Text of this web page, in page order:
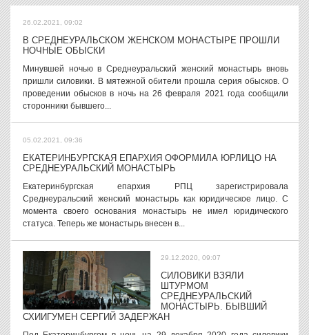
26.02.2021, 09:02
В СРЕДНЕУРАЛЬСКОМ ЖЕНСКОМ МОНАСТЫРЕ ПРОШЛИ
НОЧНЫЕ ОБЫСКИ
Минувшей ночью в Среднеуральский женский монастырь вновь
пришли силовики. В мятежной обители прошла серия обысков. О
проведении обысков в ночь на 26 февраля 2021 года сообщили
сторонники бывшего...
05.02.2021, 09:36
ЕКАТЕРИНБУРГСКАЯ ЕПАРХИЯ ОФОРМИЛА ЮРЛИЦО НА
СРЕДНЕУРАЛЬСКИЙ МОНАСТЫРЬ
Екатеринбургская епархия РПЦ зарегистрировала
Среднеуральский женский монастырь как юридическое лицо. С
момента своего основания монастырь не имел юридического
статуса. Теперь же монастырь внесен в...
29.12.2020, 09:07
СИЛОВИКИ ВЗЯЛИ
ШТУРМОМ
СРЕДНЕУРАЛЬСКИЙ
МОНАСТЫРЬ. БЫВШИЙ
СХИИГУМЕН СЕРГИЙ ЗАДЕРЖАН